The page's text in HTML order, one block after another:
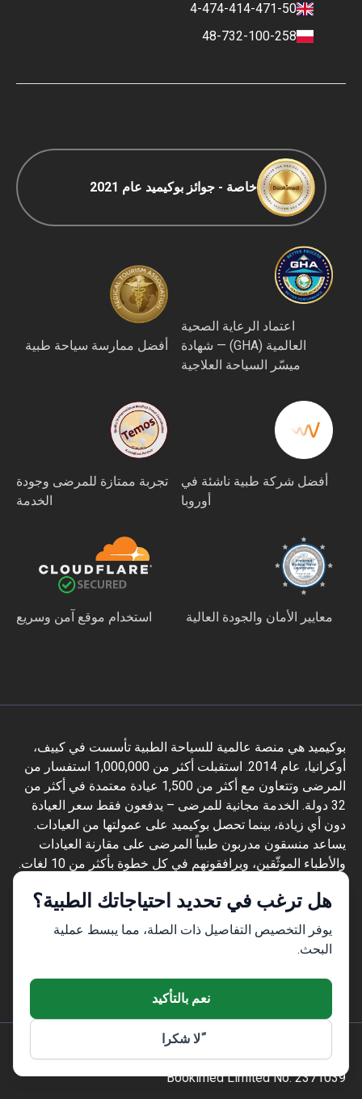
هل ترغب في تحديد احتياجاتك الطبية؟
يوفر التخصيص التفاصيل ذات الصلة، مما يبسط عملية
البحث.
نعم بالتأكيد
ًلا شكرا
شروط الدفع والإيداع
سياسة التحرير
4-474-414-471-50
48-732-100-258
خاصة - جوائز بوكيميد عام 2021
اعتماد الرعاية الصحية
العالمية (GHA) — شهادة
ميسّر السياحة العلاجية
أفضل ممارسة سياحة طبية
أفضل شركة طبية ناشئة في
أوروبا
تجربة ممتازة للمرضى وجودة
الخدمة
معايير الأمان والجودة العالية استخدام موقع آمن وسريع
بوكيميد هي منصة عالمية للسياحة الطبية تأسست في كييف،
أوكرانيا، عام 2014. استقبلت أكثر من 1,000,000 استفسار من
المرضى وتتعاون مع أكثر من 1,500 عيادة معتمدة في أكثر من
32 دولة. الخدمة مجانية للمرضى – يدفعون فقط سعر العيادة
دون أي زيادة، بينما تحصل بوكيميد على عمولتها من العيادات.
يساعد منسقون مدربون طبياً المرضى على مقارنة العيادات
والأطباء الموثّقين، ويرافقونهم في كل خطوة بأكثر من 10 لغات.
معتمدة سابقاً من Temos (2024–2025). تقييمها 4.6 على
Trustpilot و4.4 على Google Reviews.
المعلومات المقدمة على الموقع ليست دليلاً
للعمل ولا ينبغي تفسيرها على أنها نصيحة طبية أو
توصية علاجية ولا تحل محل زيارة الطبيب.
© 2014-2026 Bookimed. جميع الحقوق محفوظة. سجل
Bookimed Limited No. 2371039